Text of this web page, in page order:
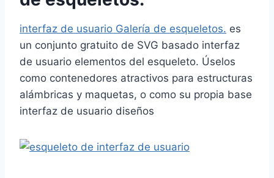
interfaz de usuario Galería de esqueletos. es
un conjunto gratuito de SVG basado interfaz
de usuario elementos del esqueleto. Úselos
como contenedores atractivos para estructuras
alámbricas y maquetas, o como su propia base
interfaz de usuario diseños